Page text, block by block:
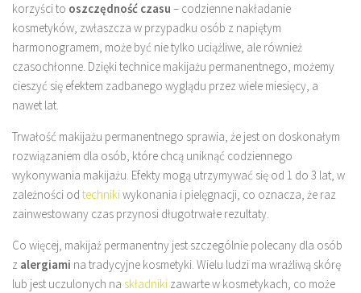
korzyści to oszczędność czasu – codzienne nakładanie
kosmetyków, zwłaszcza w przypadku osób z napiętym
harmonogramem, może być nie tylko uciążliwe, ale również
czasochłonne. Dzięki technice makijażu permanentnego, możemy
cieszyć się efektem zadbanego wyglądu przez wiele miesięcy, a
nawet lat.
Trwałość makijażu permanentnego sprawia, że jest on doskonałym
rozwiązaniem dla osób, które chcą uniknąć codziennego
wykonywania makijażu. Efekty mogą utrzymywać się od 1 do 3 lat, w
zależności od technikiwykonania i pielęgnacji, co oznacza, że raz
zainwestowany czas przynosi długotrwałe rezultaty.
Co więcej, makijaż permanentny jest szczególnie polecany dla osób
z alergiami na tradycyjne kosmetyki. Wielu ludzi ma wrażliwą skórę
lub jest uczulonych na składniki zawarte w kosmetykach, co może